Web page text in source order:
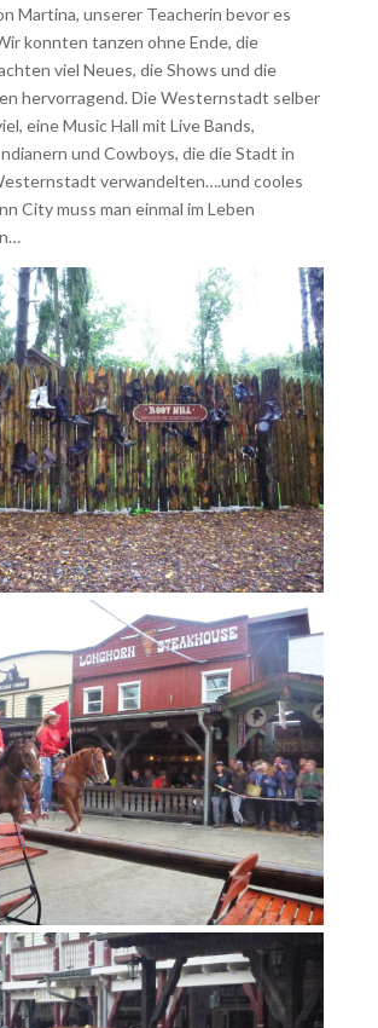
Martina, unserer Teacherin bevor es
konnten tanzen ohne Ende, die
viel Neues, die Shows und die
hervorragend. Die Westernstadt selber
eine Music Hall mit Live Bands,
und Cowboys, die die Stadt in
verwandelten….und cooles
City muss man einmal im Leben